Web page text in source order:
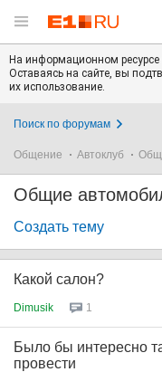
На информационном
Оставаясь на сайте, вы
их использование.
Поиск по форумам
Общение Автоклуб
Общие
Создать тему
Какой салон?
Dimusik 1
Было бы интересно
провести